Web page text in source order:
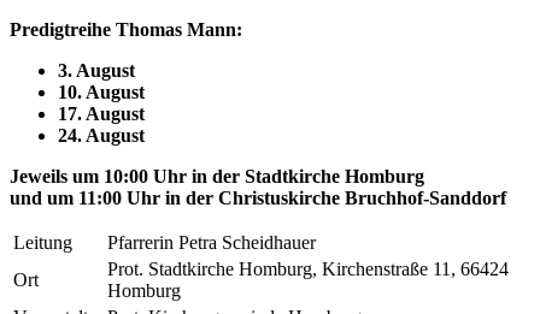
Predigtreihe Thomas Mann:
3. August
10. August
17. August
24. August
Jeweils um 10:00 Uhr in der Stadtkirche Homburg
und um 11:00 Uhr in der Christuskirche Bruchhof-Sanddorf
Leitung
Pfarrerin Petra Scheidhauer
Ort
Prot. Stadtkirche Homburg, Kirchenstraße 11, 66424
Homburg